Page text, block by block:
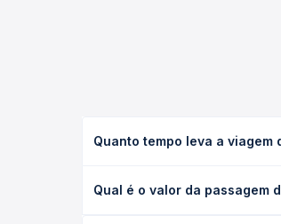
Quanto tempo leva a viagem
executivo ou leito) e as
Qual é o valor da passagem